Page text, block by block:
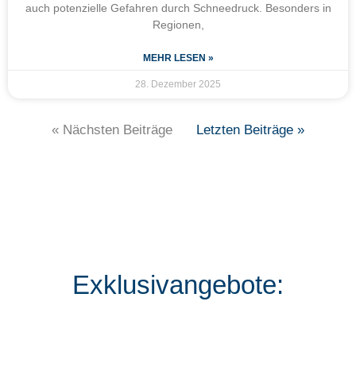
auch potenzielle Gefahren durch Schneedruck. Besonders in
Regionen,
MEHR LESEN »
28. Dezember 2025
« Nächsten Beiträge Letzten Beiträge »
Exklusivangebote: